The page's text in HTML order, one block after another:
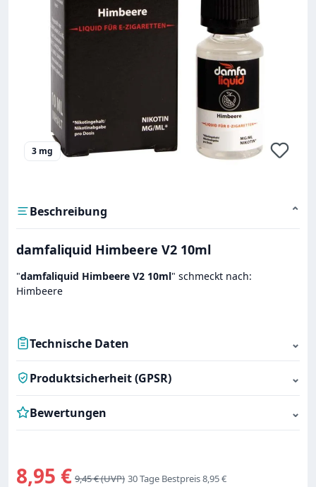
3 mg
Beschreibung ⌄
damfaliquid Himbeere V2 10ml
"damfaliquid Himbeere V2 10ml" schmeckt nach:
Himbeere
Technische Daten ⌄
Produktsicherheit (GPSR) ⌄
Bewertungen ⌄
Verkaufspreis:
8,95 € Regulärer Preis:
9,45 € 30 Tage Bestpreis 8,95 €